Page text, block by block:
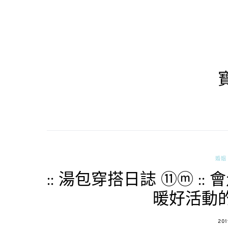
婚姻
:: 湯包穿搭日誌 ⑪ⓜ ::
暖好活動